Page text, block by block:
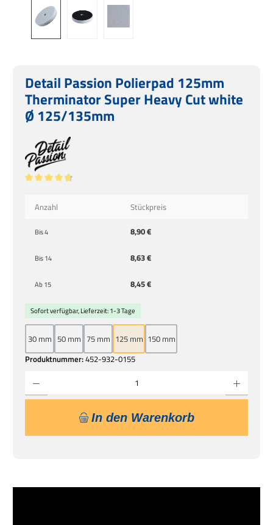
Detail Passion Polierpad 125mm
Therminator Super Heavy Cut white
Ø 125/135mm
Anzahl
Stückpreis
Bis4 8,90 €
Bis14 8,63 €
Ab15 8,45 €
Produktnummer:452-932-0155
Sofort verfügbar, Lieferzeit: 1-3 Tage
30 mm 50 mm 75 mm 125 mm 150 mm
In den Warenkorb